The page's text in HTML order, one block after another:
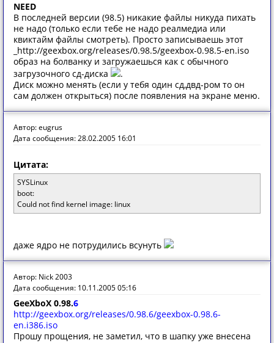
NEED
В последней версии (98.5) никакие файлы никуда пихать
не надо (только если тебе не надо реалмедиа или
квиктайм файлы смотреть). Просто записываешь этот
_http://geexbox.org/releases/0.98.5/geexbox-0.98.5-en.iso
образ на болванку и загружаешься как с обычного
загрузочного сд-диска
.
Диск можно менять (если у тебя один сд,двд-ром то он
сам должен открыться) после появления на экране меню.
Автор: eugrus
Дата сообщения: 28.02.2005 16:01
Цитата:
SYSLinux
boot:
Could not find kernel image: linux
даже ядро не потрудились всунуть
Автор: Nick 2003
Дата сообщения: 10.11.2005 05:16
GeeXboX 0.98.6
http://geexbox.org/releases/0.98.6/geexbox-0.98.6-
en.i386.iso
Прошу прощения, не заметил, что в шапку уже внесена